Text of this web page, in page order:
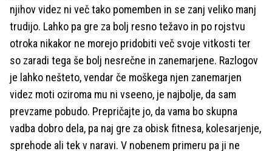
njihov videz ni več tako pomemben in se zanj veliko manj
trudijo. Lahko pa gre za bolj resno težavo in po rojstvu
otroka nikakor ne morejo pridobiti več svoje vitkosti ter
so zaradi tega še bolj nesrečne in zanemarjene. Razlogov
je lahko nešteto, vendar če moškega njen zanemarjen
videz moti oziroma mu ni vseeno, je najbolje, da sam
prevzame pobudo. Prepričajte jo, da vama bo skupna
vadba dobro dela, pa naj gre za obisk fitnesa, kolesarjenje,
sprehode ali tek v naravi. V nobenem primeru pa ji ne